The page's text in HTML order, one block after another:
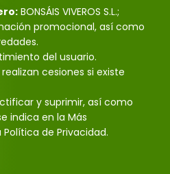
BONSÁIS VIVEROS S.L.;
promocional, así como
del usuario.
realizan cesiones si existe
y suprimir, así como
indica en la Más
de Privacidad.